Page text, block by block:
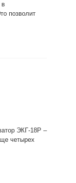
в
позволит
ЭКГ-18Р –
четырех